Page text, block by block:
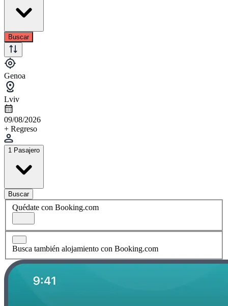
Buscar
Genoa
Lviv
09/08/2026
+ Regreso
1 Pasajero
Buscar
Quédate con Booking.com
Busca también alojamiento con Booking.com